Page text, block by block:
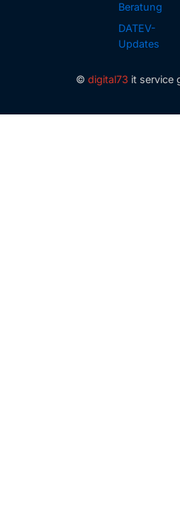
Beratung
DATEV-
Updates
© digital73 it service